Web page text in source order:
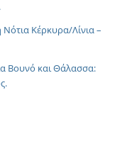
Κέρκυρα/Λίνια –
Βουνό και Θάλασσα: